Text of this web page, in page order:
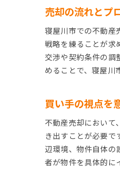
売却の流れとプ
寝屋川市での不動産
戦略を練ることが求
交渉や契約条件の調
めることで、寝屋川
買い手の視点を
不動産売却において
き出すことが必要で
辺環境、物件自体の
者が物件を具体的に